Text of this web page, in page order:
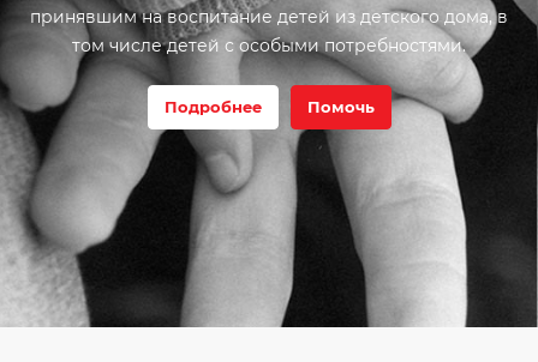
принявшим на воспитание детей из детского дома, в
том числе детей с особыми потребностями.
Подробнее Помочь